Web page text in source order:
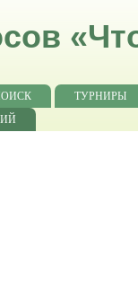
ТУРНИРЫ